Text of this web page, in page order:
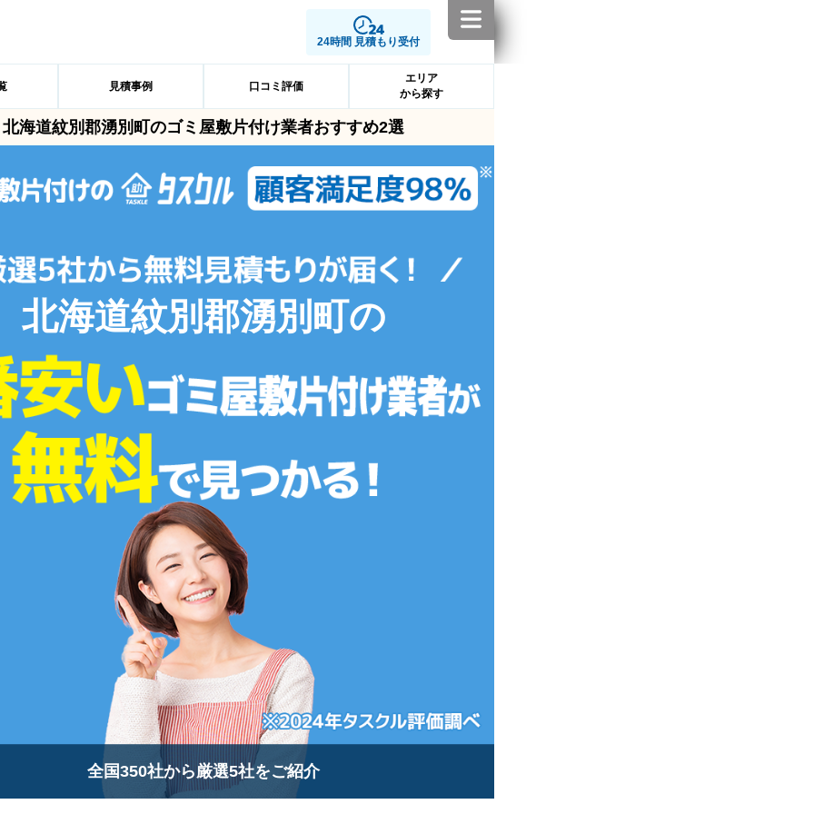
24時間 見積もり受付
見積事例 口コミ評価
エリア
から探す
北海道紋別郡湧別町のゴミ屋敷片付け業者おすすめ2選
北海道紋別郡湧別町の
全国350社から厳選5社をご紹介